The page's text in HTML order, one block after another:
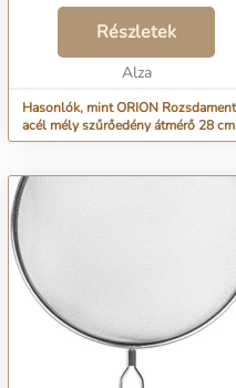
Részletek
Alza
Hasonlók, mint ORION
acél mély szűrőedény átmérő 28 cm